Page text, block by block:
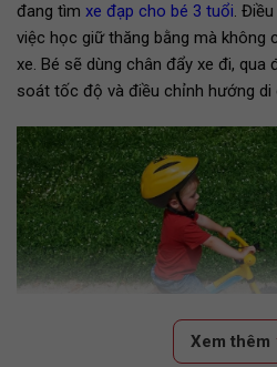
đang tìm xe đạp cho bé 3 tuổi.
việc học giữ thăng bằng mà không
xe. Bé sẽ dùng chân đẩy xe đi, qua
soát tốc độ và điều chỉnh hướng di
Xem thêm